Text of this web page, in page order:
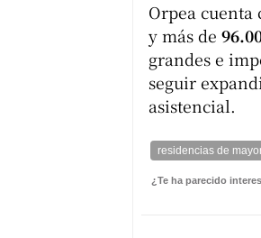
Orpea cuenta
y más de
grandes e
seguir
asistencial.
residencias de
¿Te ha parecido